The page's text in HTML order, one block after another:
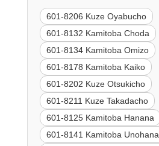
601-8206 Kuze Oyabucho
601-8132 Kamitoba Choda
601-8134 Kamitoba Omizo
601-8178 Kamitoba Kaiko
601-8202 Kuze Otsukicho
601-8211 Kuze Takadacho
601-8125 Kamitoba Hanana
601-8141 Kamitoba Unohana